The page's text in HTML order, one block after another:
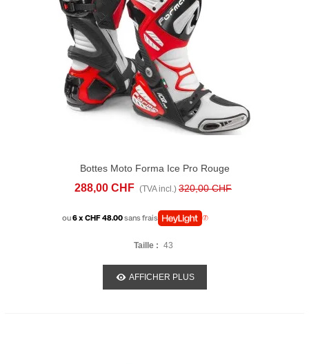
Bottes Moto Forma Ice Pro Rouge
288,00 CHF (TVA incl.) 320,00 CHF
ou6 x CHF 48.00sans frais
Taille : 43
AFFICHER PLUS